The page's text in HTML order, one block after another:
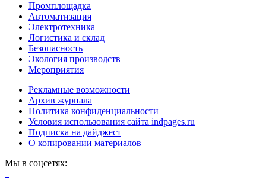
Промплощадка
Автоматизация
Электротехника
Логистика и склад
Безопасность
Экология производств
Мероприятия
Рекламные возможности
Архив журнала
Политика конфиденциальности
Условия использования сайта indpages.ru
Подписка на дайджест
О копировании материалов
Мы в соцсетях: